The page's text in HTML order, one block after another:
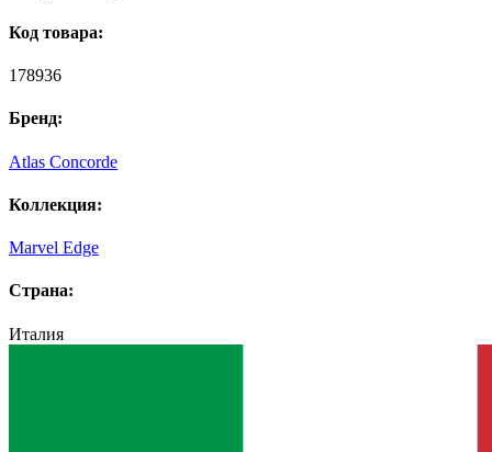
Код товара:
178936
Бренд:
Atlas Concorde
Коллекция:
Marvel Edge
Страна:
Италия